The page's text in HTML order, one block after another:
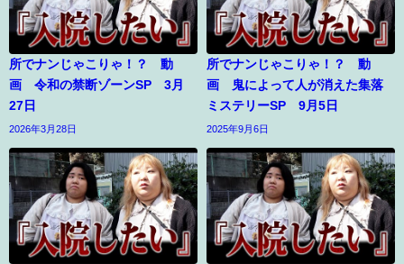
所でナンじゃこりゃ！？ 動
画 令和の禁断ゾーンSP 3月
27日
2026年3月28日
所でナンじゃこりゃ！？ 動
画 鬼によって人が消えた集落
ミステリーSP 9月5日
2025年9月6日